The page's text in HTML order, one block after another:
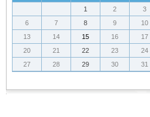
1 2 3
6
7 8 9 10
13
14 15 16 17
20
21 22 23 24
27
28 29 30 31